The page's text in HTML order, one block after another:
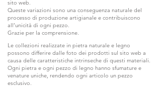
sito web.
Queste variazioni sono una conseguenza naturale del
processo di produzione artigianale e contribuiscono
all’unicità di ogni pezzo.
Grazie per la comprensione.
Le collezioni realizzate in pietra naturale e legno
possono differire dalle foto dei prodotti sul sito web a
causa delle caratteristiche intrinseche di questi materiali.
Ogni pietra e ogni pezzo di legno hanno sfumature e
venature uniche, rendendo ogni articolo un pezzo
esclusivo.